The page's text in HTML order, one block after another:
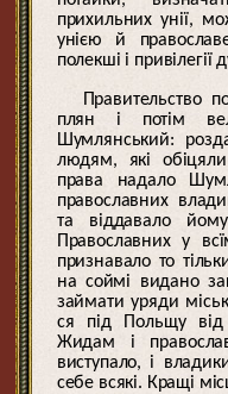
прихильних унії,
унією й
полекші і привілегії
Правительство
плян і потім
Шумлянський:
людям, які
права надало
православних
та віддавало
Православних у
признавало то
на соймі видано
займати уряди
ся під Польщу від
Жидам і
виступало, і
себе всякі. Кращі